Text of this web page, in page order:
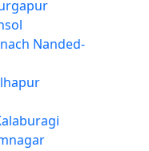
Nanded-